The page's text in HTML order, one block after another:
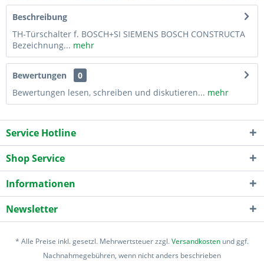
Beschreibung
TH-Türschalter f. BOSCH+SI SIEMENS BOSCH CONSTRUCTA
Bezeichnung... mehr
Bewertungen
0
Bewertungen lesen, schreiben und diskutieren... mehr
Service Hotline
Shop Service
Informationen
Newsletter
* Alle Preise inkl. gesetzl. Mehrwertsteuer zzgl.Versandkosten und ggf.
Nachnahmegebühren, wenn nicht anders beschrieben